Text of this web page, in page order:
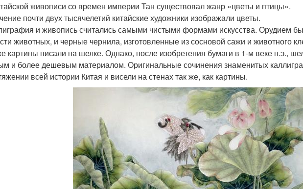
живописи со времен империи Тан существовал жанр «цветы и птицы».
почти двух тысячелетий китайские художники изображали цветы.
и живопись считались самыми чистыми формами искусства. Орудием
животных, и черные чернила, изготовленные из сосновой сажи и животного
картины писали на шелке. Однако, после изобретения бумаги в 1-м веке н.э.,
и более дешевым материалом. Оригинальные сочинения знаменитых
всей истории Китая и висели на стенах так же, как картины.